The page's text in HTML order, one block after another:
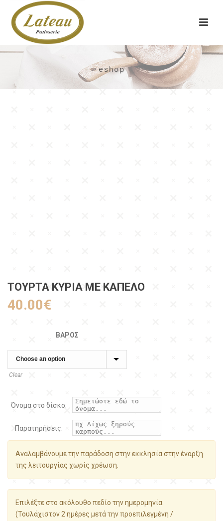
eshop
ΤΟΥΡΤΑ ΚΥΡΊΑ ΜΕ ΚΑΠΈΛΟ
40.00€
ΒΆΡΟΣ
Clear
Όνομα στο δίσκο:
Παρατηρήσεις:
Αναλαμβάνουμε την παράδοση στην εκκλησία στην έναρξη
της λειτουργίας χωρίς χρέωση.
Επιλέξτε στο ακόλουθο πεδίο την ημερομηνία.
(Τουλάχιστον 2 ημέρες μετά την προεπιλεγμένη /